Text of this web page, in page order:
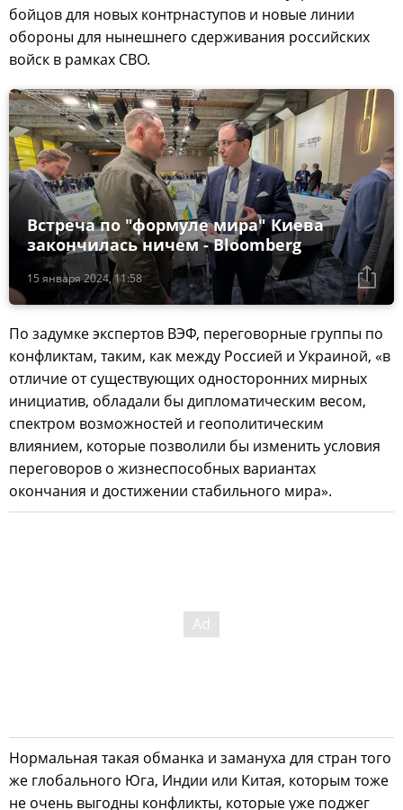
бойцов для новых контрнаступов и новые линии
обороны для нынешнего сдерживания российских
войск в рамках СВО.
15 января 2024, 11:58
Встреча по "формуле мира" Киева
закончилась ничем - Bloomberg
По задумке экспертов ВЭФ, переговорные группы по
конфликтам, таким, как между Россией и Украиной, «в
отличие от существующих односторонних мирных
инициатив, обладали бы дипломатическим весом,
спектром возможностей и геополитическим
влиянием, которые позволили бы изменить условия
переговоров о жизнеспособных вариантах
окончания и достижении стабильного мира».
Нормальная такая обманка и замануха для стран того
же глобального Юга, Индии или Китая, которым тоже
не очень выгодны конфликты, которые уже поджег